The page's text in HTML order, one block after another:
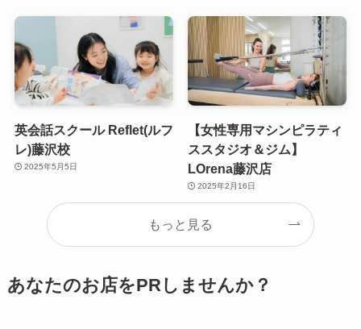
英会話スクール Reflet(ルフ
レ)藤沢校
2025年5月5日
【女性専用マシンピラティ
ススタジオ＆ジム】
LOrena藤沢店
2025年2月16日
もっと見る
あなたのお店をPRしませんか？